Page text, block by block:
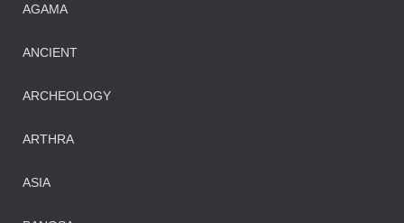
AGAMA
ANCIENT
ARCHEOLOGY
ARTHRA
ASIA